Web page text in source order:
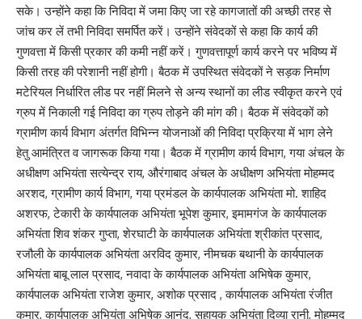
सके। उन्होंने कहा कि निविदा में जमा किए जा रहे कागजातों की अच्छी तरह से
जांच कर लें तभी निविदा समर्पित करें। उन्होंने संवेदकों से कहा कि कार्य की
गुणवत्ता में किसी प्रकार की कमी नहीं करें। गुणवत्तापूर्ण कार्य करने पर भविष्य में
किसी तरह की परेशानी नहीं होगी। बैठक में उपस्थित संवेदकों ने सड़क निर्माण
मटेरियल निर्धारित लीड पर नहीं मिलने से अन्य स्थानों का लीड स्वीकृत करने एवं
ग्रुप में निकाली गई निविदा का ग्रुप तोड़ने की मांग की। बैठक में संवेदकों को
ग्रामीण कार्य विभाग अंतर्गत विभिन्न योजनाओं की निविदा प्रक्रिया में भाग लेने
हेतु आमंत्रित व जागरूक किया गया। बैठक में ग्रामीण कार्य विभाग, गया अंचल के
अधीक्षण अभियंता सत्येन्द्र राय, औरंगाबाद अंचल के अधीक्षण अभियंता मोहम्मद
अरशद, ग्रामीण कार्य विभाग, गया प्रमंडल के कार्यपालक अभियंता मो. शाहिद
अशरफ, टेकारी के कार्यपालक अभियंता भूपेश कुमार, इमामगंज के कार्यपालक
अभियंता शिव शंकर गुप्ता, शेरघाटी के कार्यपालक अभियंता श्रीकांत प्रसाद,
रजौली के कार्यपालक अभियंता अरविद कुमार, नीमचक बथानी के कार्यपालक
अभियंता बाबू लाल प्रसाद, नवादा के कार्यपालक अभियंता अभिषेक कुमार,
कार्यपालक अभियंता राजेश कुमार, अशोक प्रसाद , कार्यपालक अभियंता रंजीत
कुमार, कार्यपालक अभियंता अभिषेक आनंद, सहायक अभियंता दिव्या रानी, मोहम्मद